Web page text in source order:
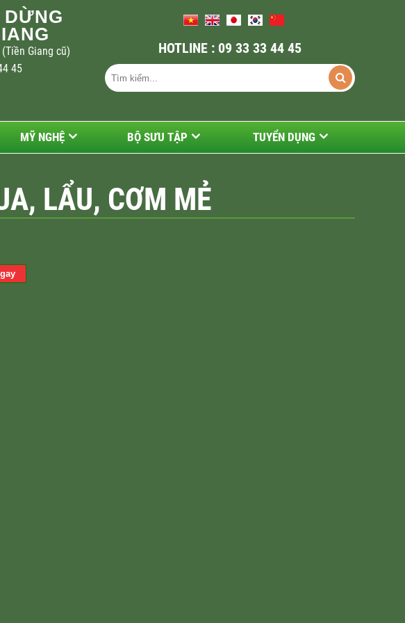
Giang cũ)
45
HOTLINE : 09 33 33 44 45
MỸ NGHỆ BỘ SƯU TẬP TUYỂN DỤNG
LẨU, CƠM MẺ